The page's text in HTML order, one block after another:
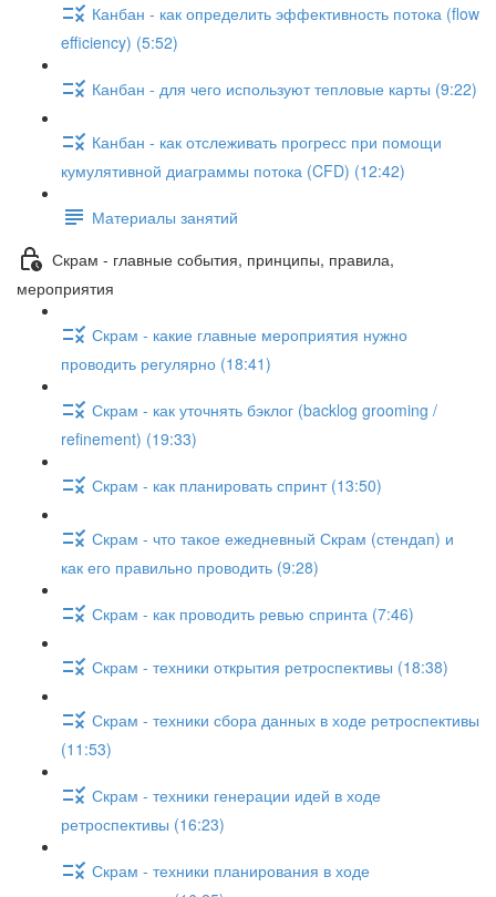
Канбан - как определить эффективность потока (flow
efficiency) (5:52)
Канбан - для чего используют тепловые карты (9:22)
Канбан - как отслеживать прогресс при помощи
кумулятивной диаграммы потока (CFD) (12:42)
Материалы занятий
Скрам - главные события, принципы, правила,
мероприятия
Скрам - какие главные мероприятия нужно
проводить регулярно (18:41)
Скрам - как уточнять бэклог (backlog grooming /
refinement) (19:33)
Скрам - как планировать спринт (13:50)
Скрам - что такое ежедневный Скрам (стендап) и
как его правильно проводить (9:28)
Скрам - как проводить ревью спринта (7:46)
Скрам - техники открытия ретроспективы (18:38)
Скрам - техники сбора данных в ходе ретроспективы
(11:53)
Скрам - техники генерации идей в ходе
ретроспективы (16:23)
Скрам - техники планирования в ходе